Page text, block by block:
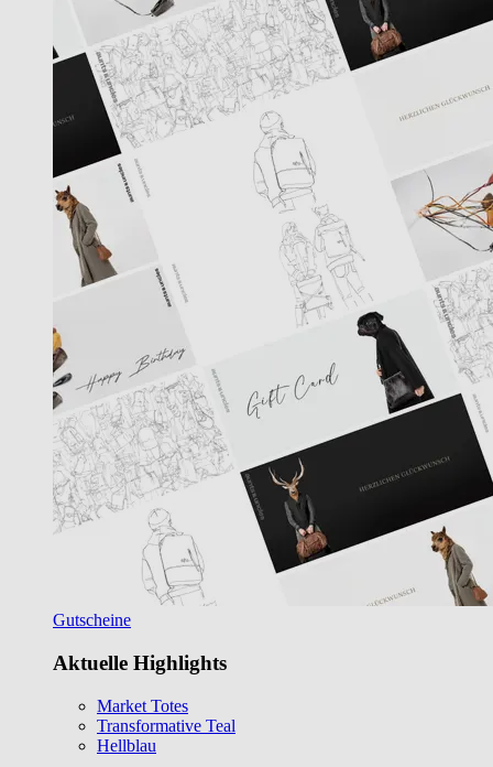
Gutscheine
Aktuelle Highlights
Market Totes
Transformative Teal
Hellblau